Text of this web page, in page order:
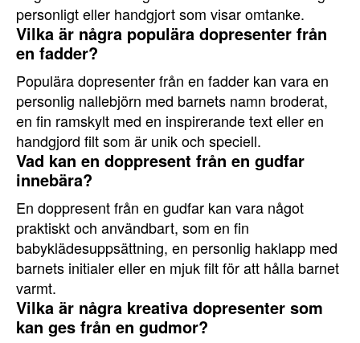
personligt eller handgjort som visar omtanke.
Vilka är några populära dopresenter från
en fadder?
Populära dopresenter från en fadder kan vara en
personlig nallebjörn med barnets namn broderat,
en fin ramskylt med en inspirerande text eller en
handgjord filt som är unik och speciell.
Vad kan en doppresent från en gudfar
innebära?
En doppresent från en gudfar kan vara något
praktiskt och användbart, som en fin
babyklädesuppsättning, en personlig haklapp med
barnets initialer eller en mjuk filt för att hålla barnet
varmt.
Vilka är några kreativa dopresenter som
kan ges från en gudmor?